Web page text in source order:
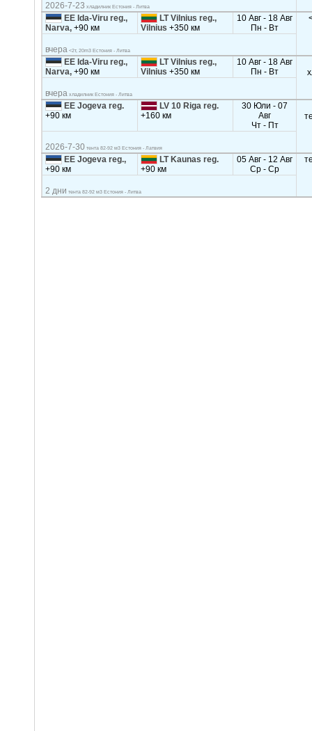
2026-7-23 хладилник Естония - Литва
EE Ida-Viru reg.,
Narva,+90 км
LT Vilnius reg.,
Vilnius+350 км
10 Авг - 18 Авг
Пн - Вт
вчера <2т, 20m3 Естония - Литва
EE Ida-Viru reg.,
Narva,+90 км
LT Vilnius reg.,
Vilnius+350 км
10 Авг - 18 Авг
Пн - Вт
вчера хладилник Естония - Литва
EE Jogeva reg.
+90 км
LV 10 Riga reg.
+160 км
30 Юли - 07
Авг
Чт - Пт
2026-7-30 тента 82-92 м3 Естония - Латвия
EE Jogeva reg.,
+90 км
LT Kaunas reg.
+90 км
05 Авг - 12 Авг
Ср - Ср
2 дни тента 82-92 м3 Естония - Литва